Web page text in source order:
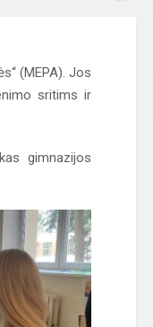
(MEPA). Jos
sritims ir
gimnazijos